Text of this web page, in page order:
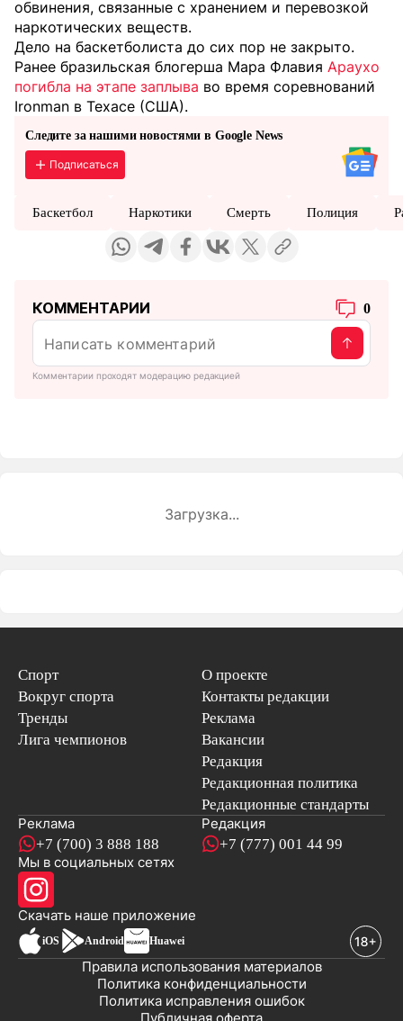
обвинения, связанные с хранением и перевозкой
наркотических веществ.
Дело на баскетболиста до сих пор не закрыто.
Ранее бразильская блогерша Мара Флавия Араухо
погибла на этапе заплыва во время соревнований
Ironman в Техасе (США).
Следите за нашими новостями в Google News
Подписаться
Баскетбол Наркотики Смерть Полиция
КОММЕНТАРИИ 0
Комментарии проходят модерацию редакцией
Загрузка...
Спорт
Вокруг спорта
Тренды
Лига чемпионов
О проекте
Контакты редакции
Реклама
Вакансии
Редакция
Редакционная политика
Редакционные стандарты
Реклама
+7 (700) 3 888 188
Редакция
+7 (777) 001 44 99
Мы в социальных сетях
Скачать наше приложениеновостей
iOS Android Huawei
Политика исправления ошибок
Политика конфиденциальности
Правила использования материалов